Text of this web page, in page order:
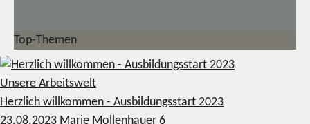
Top-Themen
Unsere Arbeitswelt
Herzlich willkommen - Ausbildungsstart 2023
23.08.2023 Marie Mollenhauer 6